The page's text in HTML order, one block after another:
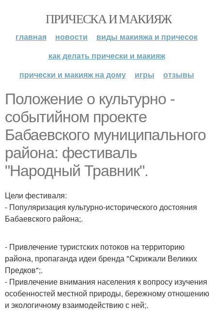
ПРИЧЕСКА И МАКИЯЖ
главная новости
виды макияжа и причесок
как делать прически и макияж
прически и макияж на дому
игры отзывы
Положение о культурно -
событийном проекте
Бабаевского муниципального
района: фестиваль
"Народный Травник".
Цели фестиваля:
- Популяризация культурно-исторического достояния
Бабаевского района;.
- Привлечение туристских потоков на территорию
района, пропаганда идеи бренда "Скрижали Великих
Предков";.
- Привлечение внимания населения к вопросу изучения
особенностей местной природы, бережному отношению
и экологичному взаимодействию с ней;.